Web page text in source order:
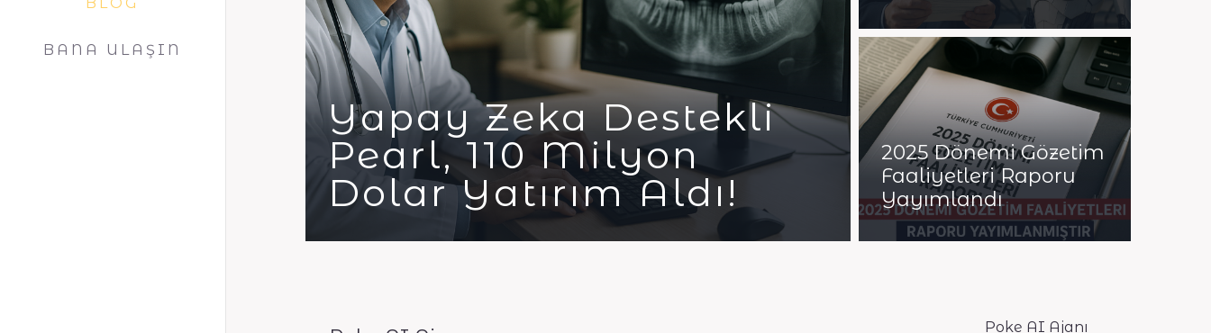
BANA ULAŞIN
Yapay Zeka Destekli
Pearl, 110 Milyon
Dolar Yatırım Aldı!
2025 Dönemi Gözetim
Faaliyetleri Raporu
Yayımlandı
Poke AI Ajanı